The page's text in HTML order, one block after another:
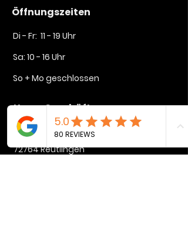
Öffnungszeiten
Di - Fr: 11 - 19 Uhr
Sa: 10 - 16 Uhr​​
So + Mo geschlossen
Unser Geschäft
Lindenstraße 35
72764 Reutlingen